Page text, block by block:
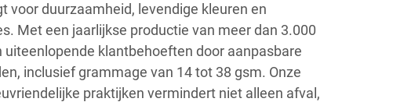
voor duurzaamheid, levendige kleuren en
Met een jaarlijkse productie van meer dan 3.000
uiteenlopende klantbehoeften door aanpasbare
inclusief grammage van 14 tot 38 gsm. Onze
praktijken vermindert niet alleen afval,